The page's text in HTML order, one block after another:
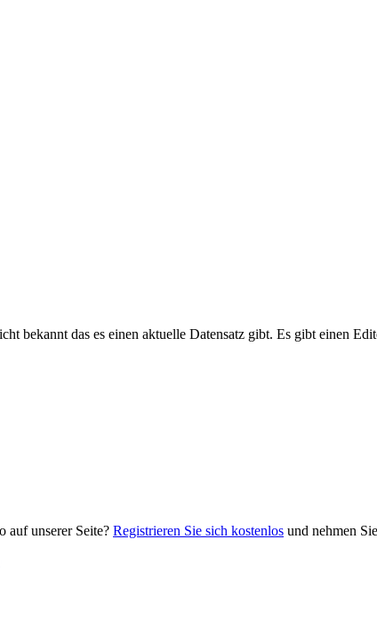
bekannt das es einen aktuelle Datensatz gibt. Es gibt einen
auf unserer Seite? Registrieren Sie sich kostenlos und nehmen